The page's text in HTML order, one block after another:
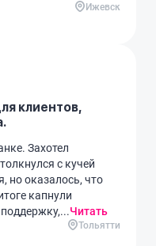
Ижевск
клиентов,
Захотел
с кучей
но оказалось, что
капнули
Читать
Тольятти